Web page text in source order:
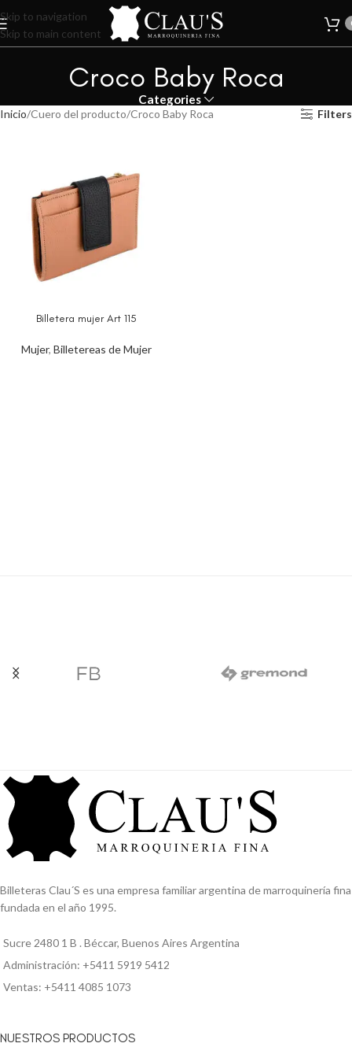
Skip to navigation
Skip to main content
Croco Baby Roca
Categories
Inicio Cuero del producto Croco Baby Roca Filters
Billetera mujer Art 115
Mujer, Billetereas de Mujer
Billeteras Clau´S es una empresa familiar argentina de marroquinería fina
fundada en el año 1995.
Sucre 2480 1 B . Béccar, Buenos Aires Argentina
Administración: +5411 5919 5412
Ventas: +5411 4085 1073
NUESTROS PRODUCTOS